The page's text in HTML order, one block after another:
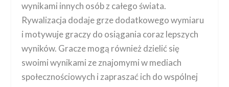
wynikami innych osób z całego świata.
Rywalizacja dodaje grze dodatkowego wymiaru
i motywuje graczy do osiągania coraz lepszych
wyników. Gracze mogą również dzielić się
swoimi wynikami ze znajomymi w mediach
społecznościowych i zapraszać ich do wspólnej